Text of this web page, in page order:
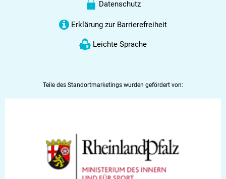
Datenschutz
Erklärung zur Barrierefreiheit
Leichte Sprache
Teile des Standortmarketings wurden gefördert von: